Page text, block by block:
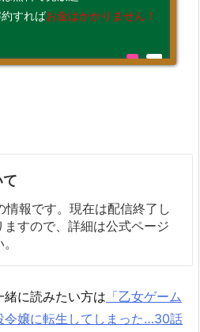
すればお金はかかりません！
報です。現在は配信終了し
ますので、詳細は公式ページ
に読みたい方は 「乙女ゲーム
令嬢に転生してしまった…30話